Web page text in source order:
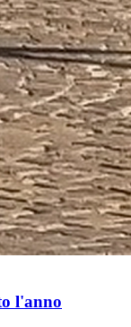
l'anno